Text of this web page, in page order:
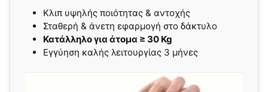
Κλιπ υψηλής ποιότητας & αντοχής
Σταθερή & άνετη εφαρμογή στο δάκτυλο
Κατάλληλο για άτομα ≥ 30 Kg
Εγγύηση καλής λειτουργίας 3 μήνες